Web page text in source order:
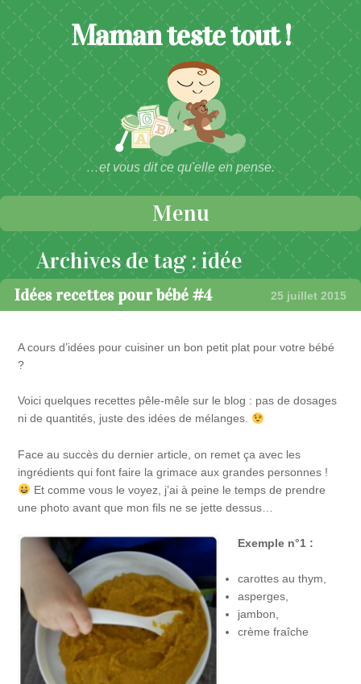
Maman teste tout !
…et vous dit ce qu'elle en pense.
Menu
Passer au contenu
Archives de tag :idée
Idées recettes pour bébé #4 25 juillet 2015
A cours d’idées pour cuisiner un bon petit plat pour votre bébé
?
Voici quelques recettes pêle-mêle sur le blog : pas de dosages
ni de quantités, juste des idées de mélanges.
Face au succès du dernier article, on remet ça avec les
ingrédients qui font faire la grimace aux grandes personnes !
Et comme vous le voyez, j’ai à peine le temps de prendre
une photo avant que mon fils ne se jette dessus…
Exemple n°1 :
carottes au thym,
asperges,
jambon,
crème fraîche